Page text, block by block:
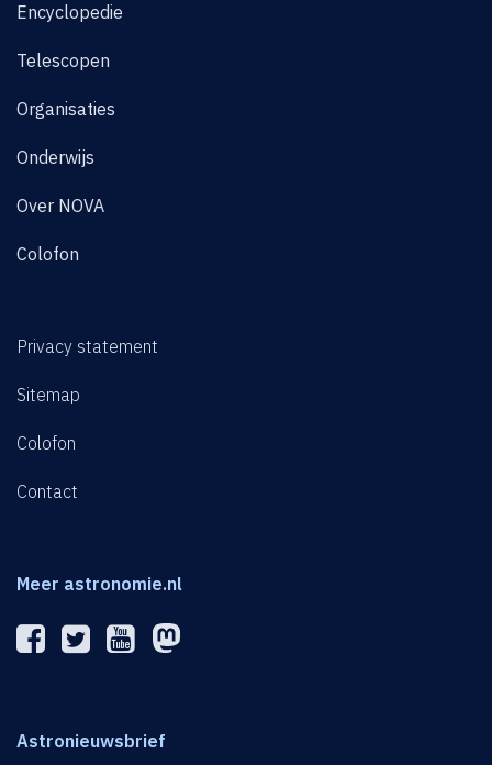
Encyclopedie
Telescopen
Organisaties
Onderwijs
Over NOVA
Colofon
Privacy statement
Sitemap
Colofon
Contact
Meer astronomie.nl
Astronieuwsbrief